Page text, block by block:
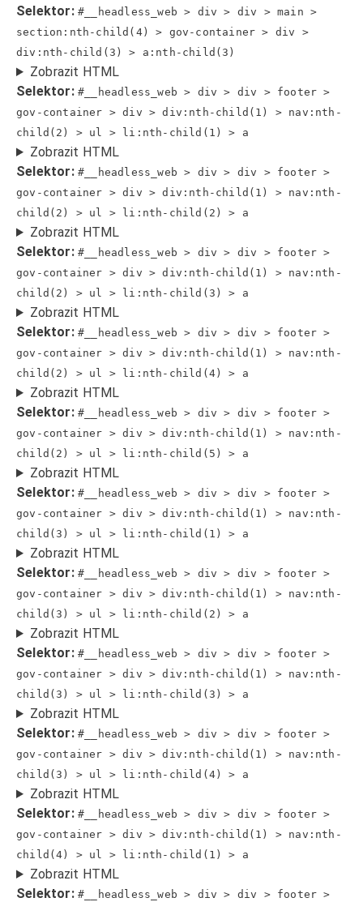
Selektor: #__headless_web > div > div > main >
section:nth-child(4) > gov-container > div >
div:nth-child(3) > a:nth-child(3)
Zobrazit HTML
Selektor: #__headless_web > div > div > footer >
gov-container > div > div:nth-child(1) > nav:nth-
child(2) > ul > li:nth-child(1) > a
Zobrazit HTML
Selektor: #__headless_web > div > div > footer >
gov-container > div > div:nth-child(1) > nav:nth-
child(2) > ul > li:nth-child(2) > a
Zobrazit HTML
Selektor: #__headless_web > div > div > footer >
gov-container > div > div:nth-child(1) > nav:nth-
child(2) > ul > li:nth-child(3) > a
Zobrazit HTML
Selektor: #__headless_web > div > div > footer >
gov-container > div > div:nth-child(1) > nav:nth-
child(2) > ul > li:nth-child(4) > a
Zobrazit HTML
Selektor: #__headless_web > div > div > footer >
gov-container > div > div:nth-child(1) > nav:nth-
child(2) > ul > li:nth-child(5) > a
Zobrazit HTML
Selektor: #__headless_web > div > div > footer >
gov-container > div > div:nth-child(1) > nav:nth-
child(3) > ul > li:nth-child(1) > a
Zobrazit HTML
Selektor: #__headless_web > div > div > footer >
gov-container > div > div:nth-child(1) > nav:nth-
child(3) > ul > li:nth-child(2) > a
Zobrazit HTML
Selektor: #__headless_web > div > div > footer >
gov-container > div > div:nth-child(1) > nav:nth-
child(3) > ul > li:nth-child(3) > a
Zobrazit HTML
Selektor: #__headless_web > div > div > footer >
gov-container > div > div:nth-child(1) > nav:nth-
child(3) > ul > li:nth-child(4) > a
Zobrazit HTML
Selektor: #__headless_web > div > div > footer >
gov-container > div > div:nth-child(1) > nav:nth-
child(4) > ul > li:nth-child(1) > a
Zobrazit HTML
Selektor: #__headless_web > div > div > footer >